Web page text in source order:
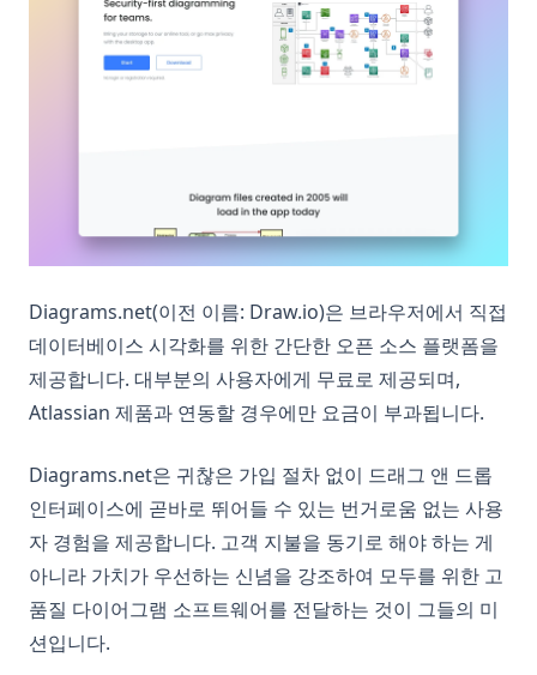
Diagrams.net(이전 이름: Draw.io)은 브라우저에서 직접
데이터베이스 시각화를 위한 간단한 오픈 소스 플랫폼을
제공합니다. 대부분의 사용자에게 무료로 제공되며,
Atlassian 제품과 연동할 경우에만 요금이 부과됩니다.
Diagrams.net은 귀찮은 가입 절차 없이 드래그 앤 드롭
인터페이스에 곧바로 뛰어들 수 있는 번거로움 없는 사용
자 경험을 제공합니다. 고객 지불을 동기로 해야 하는 게
아니라 가치가 우선하는 신념을 강조하여 모두를 위한 고
품질 다이어그램 소프트웨어를 전달하는 것이 그들의 미
션입니다.